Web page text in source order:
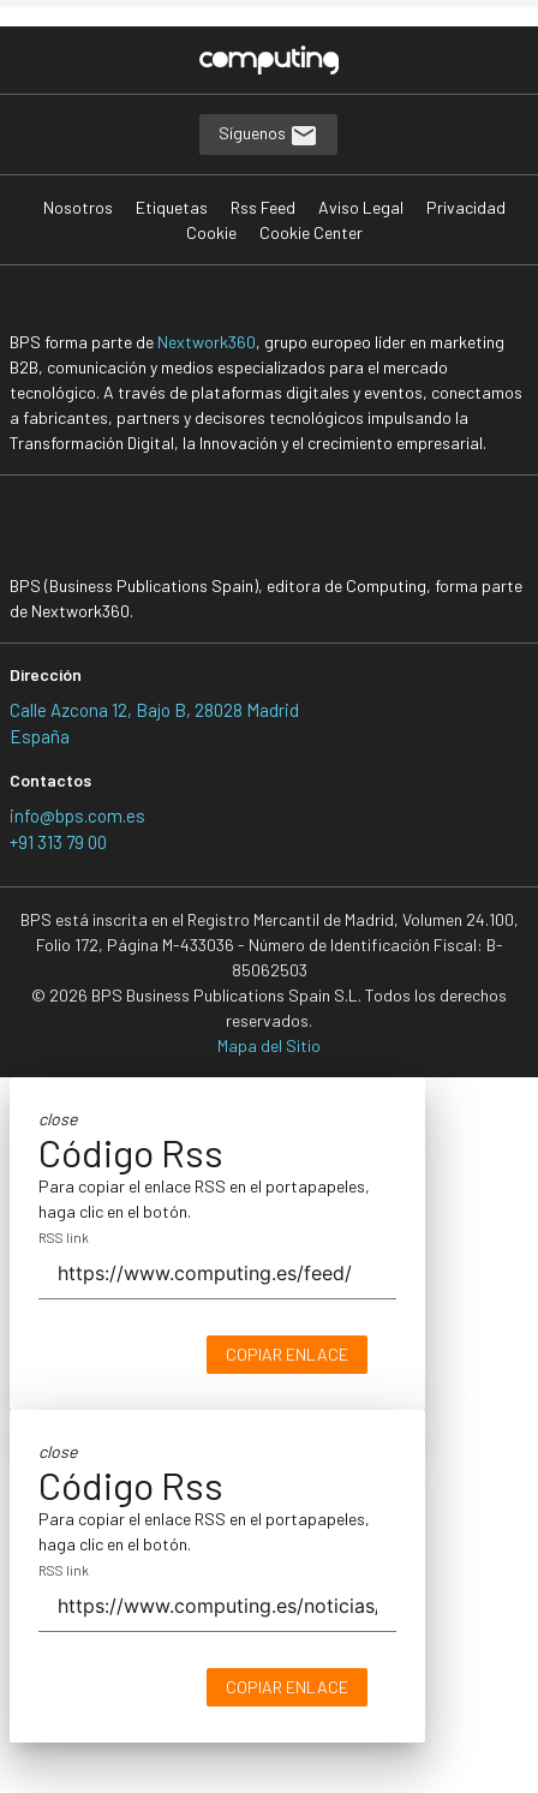
Síguenos
Nosotros Etiquetas Rss Feed Aviso Legal
Privacidad
Cookie
Cookie Center
BPS forma parte de Nextwork360, grupo europeo líder en marketing
B2B, comunicación y medios especializados para el mercado
tecnológico. A través de plataformas digitales y eventos, conectamos
a fabricantes, partners y decisores tecnológicos impulsando la
Transformación Digital, la Innovación y el crecimiento empresarial.
BPS (Business Publications Spain), editora de Computing, forma parte
de Nextwork360.
Dirección
Calle Azcona 12, Bajo B, 28028 Madrid
España
Contactos
info@bps.com.es
+91 313 79 00
BPS está inscrita en el Registro Mercantil de Madrid, Volumen 24.100,
Folio 172, Página M-433036 - Número de Identificación Fiscal: B-
85062503
© 2026 BPS Business Publications Spain S.L. Todos los derechos
reservados.
Mapa del Sitio
close
Código Rss
Para copiar el enlace RSS en el portapapeles,
haga clic en el botón.
RSS link
COPIAR ENLACE
close
Código Rss
Para copiar el enlace RSS en el portapapeles,
haga clic en el botón.
RSS link
COPIAR ENLACE